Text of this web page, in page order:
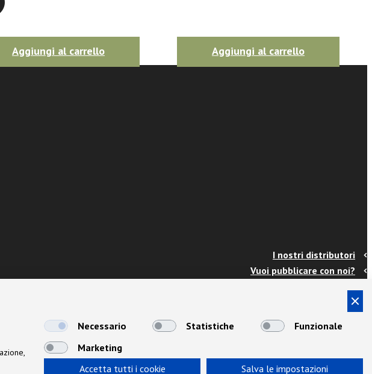
Aggiungi al carrello Aggiungi al carrello
I nostri distributori
Vuoi pubblicare con noi?
Info e spedizioni
Termini e condizioni
Cookies
Area Docenti
Necessario Statistiche
Funzionale
Marketing
Accetta tutti i cookie
Salva le impostazioni